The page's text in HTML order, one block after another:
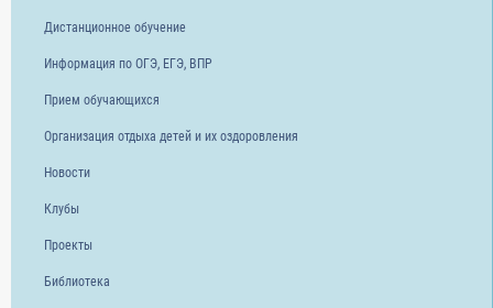
Дистанционное обучение
Информация по ОГЭ, ЕГЭ, ВПР
Прием обучающихся
Организация отдыха детей и их оздоровления
Новости
Клубы
Проекты
Библиотека